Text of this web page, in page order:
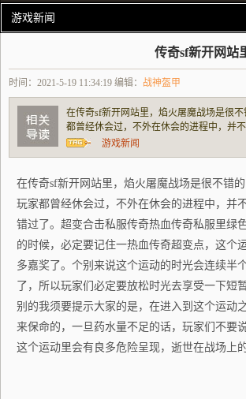
游戏新闻
传奇sf新开网站
时间：2021-5-19 11:34:19 编辑： 战神盔甲
在传奇sf新开网站里，焰火屠魔战场是很
都曾经休会过，不外在休会的进程中，并
超变合击私服传奇热血传奇私服里绿色值
要记住一热血传奇超变点，这个运动是有
游戏新闻
在传奇sf新开网站里，焰火屠魔战场是很不错
玩家都曾经休会过，不外在休会的进程中，并
错过了。超变合击私服传奇热血传奇私服里绿
的时候，必定要记住一热血传奇超变点，这个
多嘉奖了。个别来说这个运动的时光会连续半
了，所以玩家们必定要放松时光去享受一下短
别的我须要提示大家的是，在进入到这个运动
来保命的，一旦药水量不足的话，玩家们不要
这个运动里会有良多危险呈现，逝世在战场上